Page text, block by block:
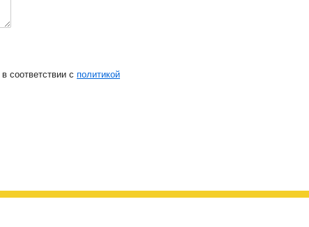
в соответствии с политикой